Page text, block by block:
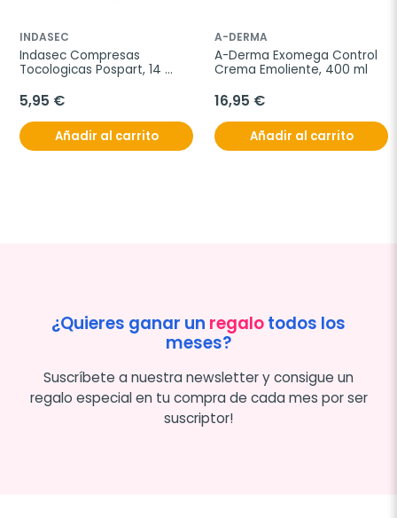
INDASEC
Indasec Compresas
Tocologicas Pospart, 14
5,95 €
Añadir al carrito
A-DERMA
A-Derma Exomega Control
Crema Emoliente, 400 ml
16,95 €
Añadir al carrito
¿Quieres ganar un regalotodos los
meses?
Suscríbete a nuestra newsletter y consigue un
regalo especial en tu compra de cada mes por ser
suscriptor!